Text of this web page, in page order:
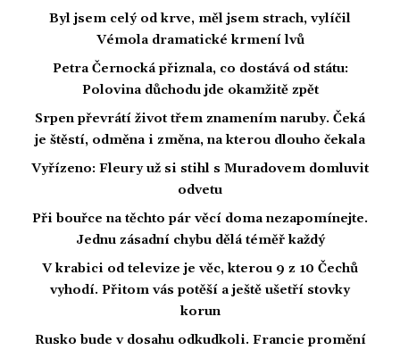
Byl jsem celý od krve, měl jsem strach, vylíčil
Vémola dramatické krmení lvů
Petra Černocká přiznala, co dostává od státu:
Polovina důchodu jde okamžitě zpět
Srpen převrátí život třem znamením naruby. Čeká
je štěstí, odměna i změna, na kterou dlouho čekala
Vyřízeno: Fleury už si stihl s Muradovem domluvit
odvetu
Při bouřce na těchto pár věcí doma nezapomínejte.
Jednu zásadní chybu dělá téměř každý
V krabici od televize je věc, kterou 9 z 10 Čechů
vyhodí. Přitom vás potěší a ještě ušetří stovky
korun
Rusko bude v dosahu odkudkoli. Francie promění